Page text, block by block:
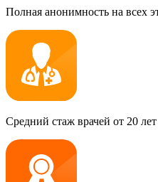
Полная анонимность на всех
Средний стаж врачей от 20 лет